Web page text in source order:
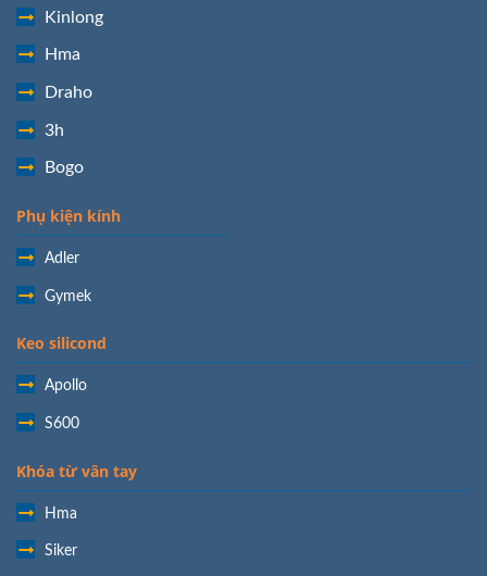
Kinlong
Hma
Draho
3h
Bogo
Phụ kiện kính
Adler
Gymek
Keo silicond
Apollo
S600
Khóa từ vân tay
Hma
Siker